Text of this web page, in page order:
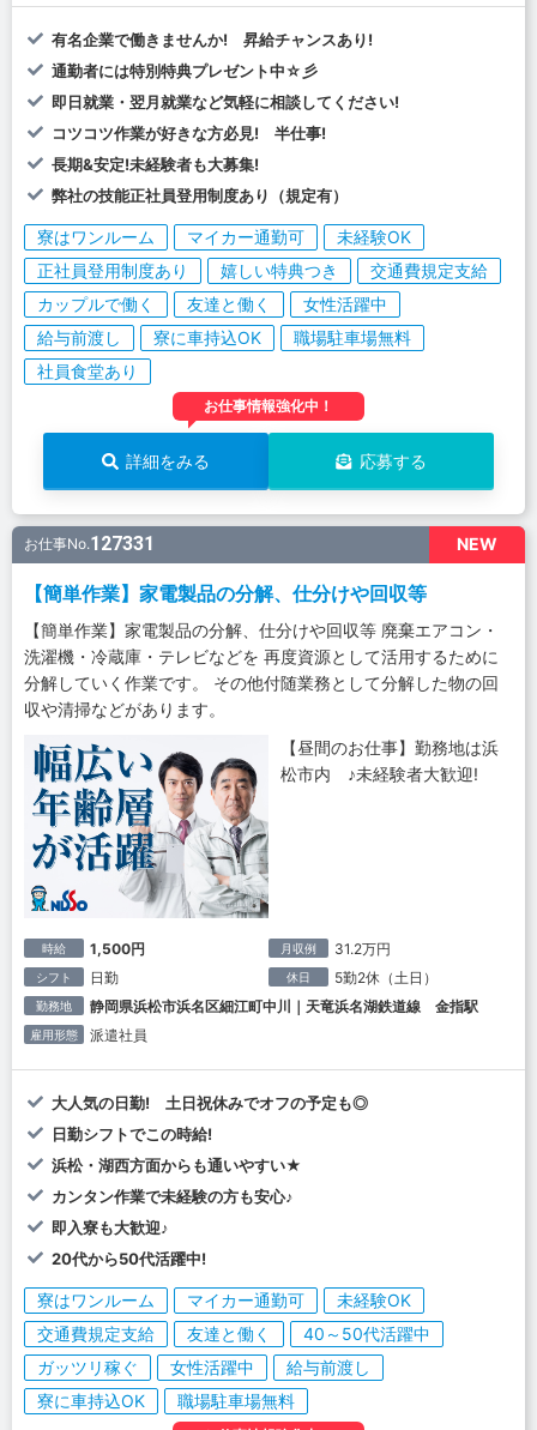
有名企業で働きませんか! 昇給チャンスあり!
通勤者には特別特典プレゼント中☆彡
即日就業・翌月就業など気軽に相談してください!
コツコツ作業が好きな方必見! 半仕事!
長期&安定!未経験者も大募集!
弊社の技能正社員登用制度あり（規定有）
寮はワンルーム マイカー通勤可
未経験OK
正社員登用制度あり
嬉しい特典つき
交通費規定支給
カップルで働く
友達と働く
女性活躍中
給与前渡し
寮に車持込OK
職場駐車場無料
社員食堂あり
お仕事情報強化中！
詳細をみる 応募する
NEW
お仕事No.127331
【簡単作業】家電製品の分解、仕分けや回収等
【簡単作業】家電製品の分解、仕分けや回収等 廃棄エアコン・
洗濯機・冷蔵庫・テレビなどを 再度資源として活用するために
分解していく作業です。 その他付随業務として分解した物の回
収や清掃などがあります。
【昼間のお仕事】勤務地は浜
松市内 ♪未経験者大歓迎!
時給 1,500円 月収例 31.2万円
シフト 日勤 休日 5勤2休（土日）
勤務地 静岡県浜松市浜名区細江町中川｜天竜浜名湖鉄道線 金指駅
雇用形態 派遣社員
大人気の日勤! 土日祝休みでオフの予定も◎
日勤シフトでこの時給!
浜松・湖西方面からも通いやすい★
カンタン作業で未経験の方も安心♪
即入寮も大歓迎♪
20代から50代活躍中!
寮はワンルーム マイカー通勤可
未経験OK
交通費規定支給
友達と働く
40～50代活躍中
ガッツリ稼ぐ
女性活躍中
給与前渡し
寮に車持込OK
職場駐車場無料